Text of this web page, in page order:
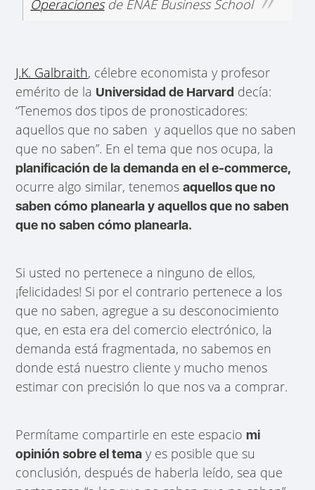
Operacionesde ENAE Business School
J.K. Galbraith, célebre economista y profesor
emérito de la Universidad de Harvard decía:
“Tenemos dos tipos de pronosticadores:
aquellos que no saben y aquellos que no saben
que no saben”. En el tema que nos ocupa, la
planificación de la demanda en el e-commerce,
ocurre algo similar, tenemosaquellos que no
saben cómo planearla y aquellos que no saben
que no saben cómo planearla.
Si usted no pertenece a ninguno de ellos,
¡felicidades! Si por el contrario pertenece a los
que no saben, agregue a su desconocimiento
que, en esta era del comercio electrónico, la
demanda está fragmentada, no sabemos en
donde está nuestro cliente y mucho menos
estimar con precisión lo que nos va a comprar.
Permítame compartirle en este espaciomi
opinión sobre el tema y es posible que su
conclusión, después de haberla leído, sea que